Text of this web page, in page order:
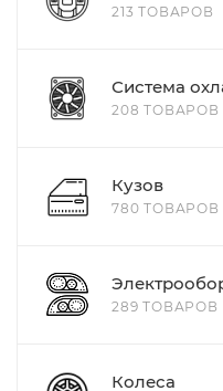
213 ТОВАРОВ
Система
208 ТОВАРОВ
Кузов
780 ТОВАРОВ
289 ТОВАРОВ
Колеса